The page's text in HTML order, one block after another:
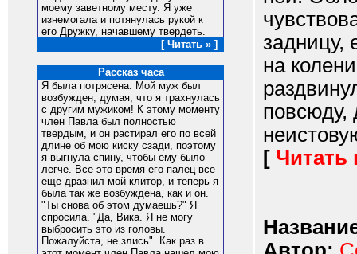
моему заветному месту. Я уже
изнемогала и потянулась рукой к
его Дружку, начавшему твердеть.
[ Читать » ]
Рассказ часа
Я была потрясена. Мой муж был
возбужден, думая, что я трахнулась
с другим мужиком! К этому моменту
член Павла был полностью
твердым, и он растирал его по всей
длине об мою киску сзади, поэтому
я выгнула спину, чтобы ему было
легче. Все это время его палец все
еще дразнил мой клитор, и теперь я
была так же возбуждена, как и он.
"Ты снова об этом думаешь?" Я
спросила. "Да, Вика. Я не могу
выбросить это из головы.
Пожалуйста, не злись". Как раз в
задницу,
на
повсюду,
[ Читать